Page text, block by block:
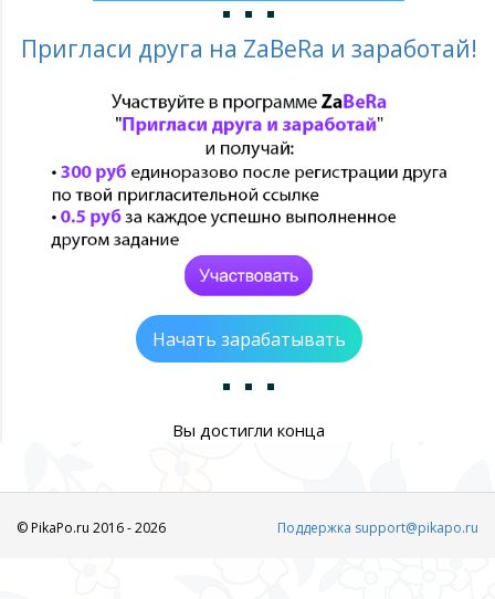
Пригласи друга на ZaBeRa и заработай!
Начать зарабатывать
Вы достигли конца
© PikaPo.ru 2016 - 2026 Поддержка support@pikapo.ru